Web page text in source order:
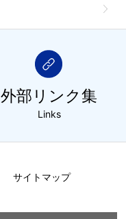
外部リンク集
Links
サイトマップ